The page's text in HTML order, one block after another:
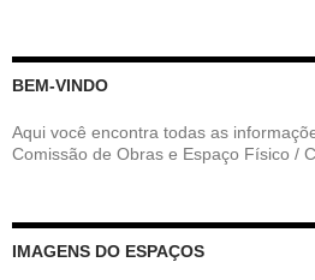
BEM-VINDO
Aqui você encontra todas as
Comissão de Obras e Espaço Físico /
IMAGENS DO ESPAÇOS